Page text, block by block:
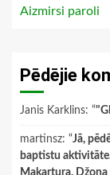
Aizmirsi paroli
Pēdējie
Janis Karklins: “
martinsz: “Jā,
baptistu
Makartura,